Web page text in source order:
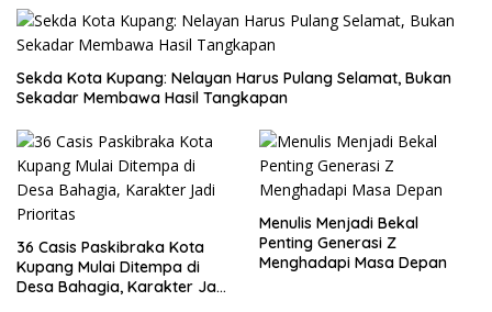
Sekda Kota Kupang: Nelayan Harus Pulang Selamat, Bukan
Sekadar Membawa Hasil Tangkapan
36 Casis Paskibraka Kota
Kupang Mulai Ditempa di
Desa Bahagia, Karakter Jadi
Menulis Menjadi Bekal
Penting Generasi Z
Menghadapi Masa Depan